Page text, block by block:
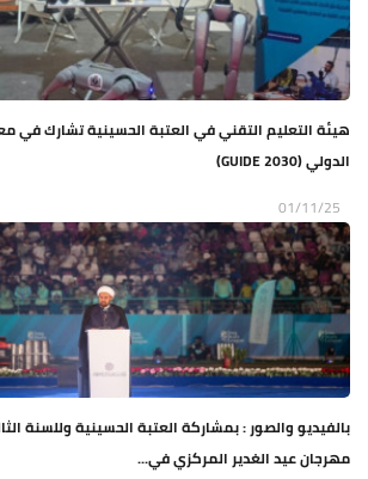
هيئة التعليم التقني في العتبة الحسينية تشارك في
الدولي (GUIDE 2030)
01/11/25
بالفيديو والصور : بمشاركة العتبة الحسينية وللسنة
مهرجان عيد الغدير المركزي في...